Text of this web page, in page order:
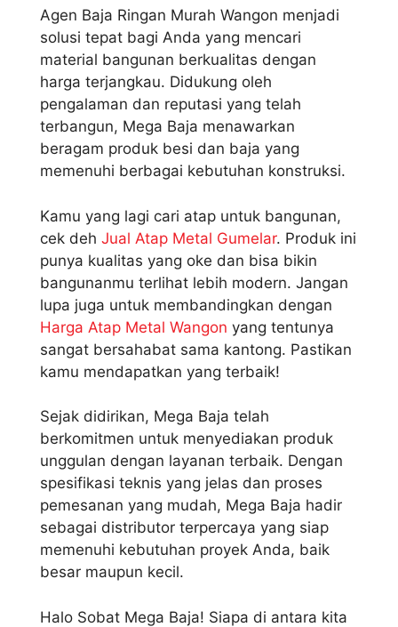
Agen Baja Ringan Murah Wangon menjadi
solusi tepat bagi Anda yang mencari
material bangunan berkualitas dengan
harga terjangkau. Didukung oleh
pengalaman dan reputasi yang telah
terbangun, Mega Baja menawarkan
beragam produk besi dan baja yang
memenuhi berbagai kebutuhan konstruksi.
Kamu yang lagi cari atap untuk bangunan,
cek deh Jual Atap Metal Gumelar. Produk ini
punya kualitas yang oke dan bisa bikin
bangunanmu terlihat lebih modern. Jangan
lupa juga untuk membandingkan dengan
Harga Atap Metal Wangon yang tentunya
sangat bersahabat sama kantong. Pastikan
kamu mendapatkan yang terbaik!
Sejak didirikan, Mega Baja telah
berkomitmen untuk menyediakan produk
unggulan dengan layanan terbaik. Dengan
spesifikasi teknis yang jelas dan proses
pemesanan yang mudah, Mega Baja hadir
sebagai distributor terpercaya yang siap
memenuhi kebutuhan proyek Anda, baik
besar maupun kecil.
Halo Sobat Mega Baja! Siapa di antara kita